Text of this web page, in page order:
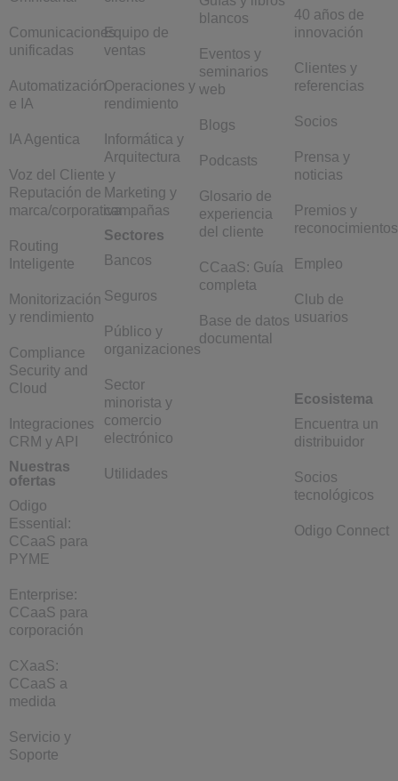
Comunicaciones
unificadas
Automatización
e IA
IA Agentica
Voz del Cliente y
Reputación de
marca/corporativa
Routing
Inteligente
Monitorización
y rendimiento
Compliance
Security and
Cloud
Integraciones
CRM y API
Nuestras
ofertas
Odigo
Essential:
CCaaS para
PYME
Enterprise:
CCaaS para
corporación
CXaaS:
CCaaS a
medida
Servicio y
Soporte
Equipo de
ventas
Operaciones y
rendimiento
Informática y
Arquitectura
Marketing y
campañas
Sectores
Bancos
Seguros
Público y
organizaciones
Sector
minorista y
comercio
electrónico
Utilidades
blancos
Eventos y
seminarios
web
Blogs
Podcasts
Glosario de
experiencia
del cliente
CCaaS: Guía
completa
Base de datos
documental
40 años de
innovación
Clientes y
referencias
Socios
Prensa y
noticias
Premios y
reconocimientos
Empleo
Club de
usuarios
Ecosistema
Encuentra un
distribuidor
Socios
tecnológicos
Odigo Connect